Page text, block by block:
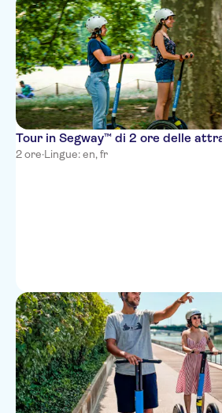
Tour in Segway™ di 2 ore delle
2 ore·Lingue: en, fr